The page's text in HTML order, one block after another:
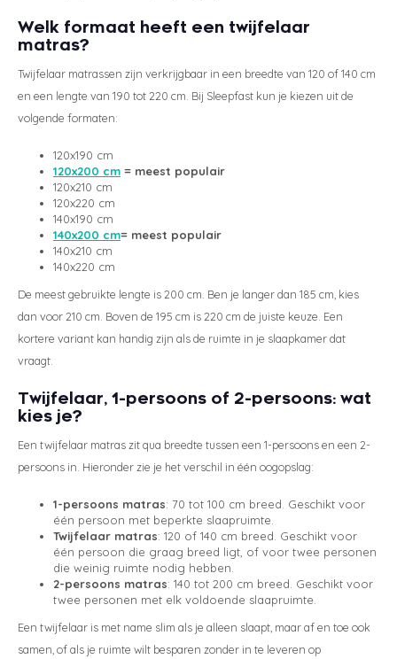
Welk formaat heeft een twijfelaar
matras?
Twijfelaar matrassen zijn verkrijgbaar in een breedte van 120 of 140 cm
en een lengte van 190 tot 220 cm. Bij Sleepfast kun je kiezen uit de
volgende formaten:
120x190 cm
120x200 cm = meest populair
120x210 cm
120x220 cm
140x190 cm
140x200 cm= meest populair
140x210 cm
140x220 cm
De meest gebruikte lengte is 200 cm. Ben je langer dan 185 cm, kies
dan voor 210 cm. Boven de 195 cm is 220 cm de juiste keuze. Een
kortere variant kan handig zijn als de ruimte in je slaapkamer dat
vraagt.
Twijfelaar, 1-persoons of 2-persoons: wat
kies je?
Een twijfelaar matras zit qua breedte tussen een 1-persoons en een 2-
persoons in. Hieronder zie je het verschil in één oogopslag:
1-persoons matras: 70 tot 100 cm breed. Geschikt voor
één persoon met beperkte slaapruimte.
Twijfelaar matras: 120 of 140 cm breed. Geschikt voor
één persoon die graag breed ligt, of voor twee personen
die weinig ruimte nodig hebben.
2-persoons matras: 140 tot 200 cm breed. Geschikt voor
twee personen met elk voldoende slaapruimte.
Een twijfelaar is met name slim als je alleen slaapt, maar af en toe ook
samen, of als je ruimte wilt besparen zonder in te leveren op